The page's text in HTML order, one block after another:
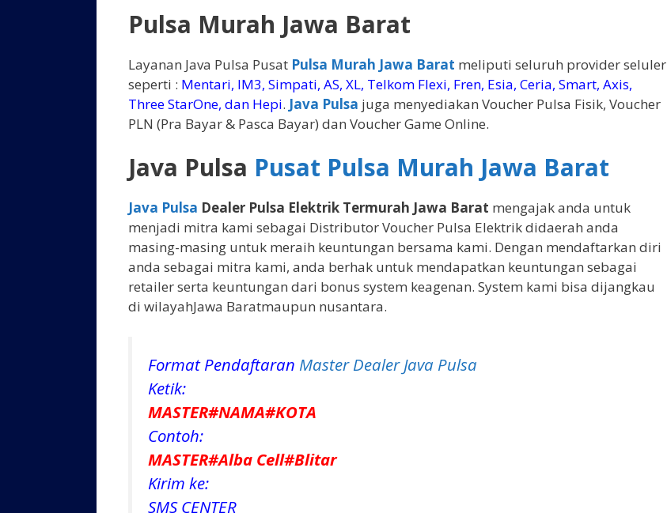
Pulsa Murah Jawa Barat
Layanan Java Pulsa Pusat Pulsa Murah Jawa Barat meliputi seluruh provider seluler
seperti : Mentari, IM3, Simpati, AS, XL, Telkom Flexi, Fren, Esia, Ceria, Smart, Axis,
Three StarOne, dan Hepi. Java Pulsa juga menyediakan Voucher Pulsa Fisik, Voucher
PLN (Pra Bayar & Pasca Bayar) dan Voucher Game Online.
Java Pulsa Pusat Pulsa Murah Jawa Barat
Java Pulsa Dealer Pulsa Elektrik Termurah Jawa Barat mengajak anda untuk
menjadi mitra kami sebagai Distributor Voucher Pulsa Elektrik didaerah anda
masing-masing untuk meraih keuntungan bersama kami. Dengan mendaftarkan diri
anda sebagai mitra kami, anda berhak untuk mendapatkan keuntungan sebagai
retailer serta keuntungan dari bonus system keagenan. System kami bisa dijangkau
di wilayahJawa Baratmaupun nusantara.
Format Pendaftaran Master Dealer Java Pulsa
Ketik:
MASTER#NAMA#KOTA
Contoh:
MASTER#Alba Cell#Blitar
Kirim ke:
SMS CENTER